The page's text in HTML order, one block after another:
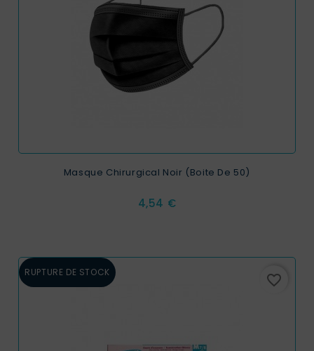
EXCLUSIVITÉ WEB !
Masque Chirurgical Noir (Boite De 50)
Prix
4,54 €
RUPTURE DE STOCK favorite_border